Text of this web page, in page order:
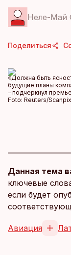
Неле-Май
Поделиться
«Должна быть
будущие планы
– подчеркнул
Foto: Reuters/Scanpix
Данная тема
ключевые
если будет
Авиация